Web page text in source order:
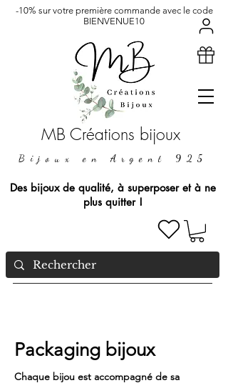
MB Créations bijoux
Bijoux en Argent 925
Des bijoux de qualité, à superposer et à ne
plus quitter !
-10% sur votre première commande avec le code
BIENVENUE10
Packaging bijoux
Chaque bijou est accompagné de sa